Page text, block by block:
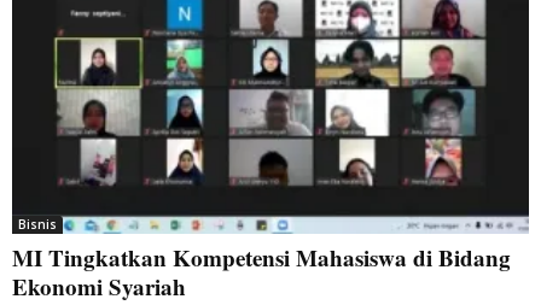
Bisnis
MI Tingkatkan Kompetensi Mahasiswa di Bidang
Ekonomi Syariah